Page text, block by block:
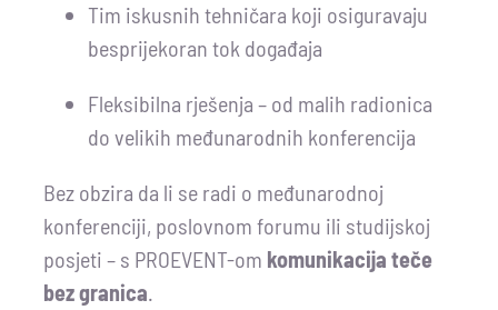
Tim iskusnih tehničara koji osiguravaju
besprijekoran tok događaja
Fleksibilna rješenja – od malih radionica
do velikih međunarodnih konferencija
Bez obzira da li se radi o međunarodnoj
konferenciji, poslovnom forumu ili studijskoj
posjeti – s PROEVENT-om komunikacija teče
bez granica.